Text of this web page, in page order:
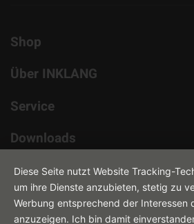
Shop
Über INKLANG
Service
Downloads
Kontakt
Diese Seite nutzt Website Tracking-
um ihre Dienste anzubieten, stetig zu
Werbung entsprechend der Interessen
anzuzeigen. Ich bin damit